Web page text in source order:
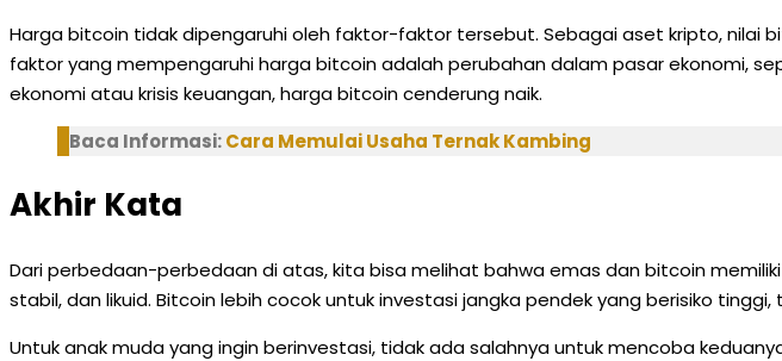
Harga bitcoin tidak dipengaruhi oleh faktor-faktor tersebut. Sebagai aset kripto, nilai
faktor yang mempengaruhi harga bitcoin adalah perubahan dalam pasar ekonomi,
ekonomi atau krisis keuangan, harga bitcoin cenderung naik.
Baca Informasi:Cara Memulai Usaha Ternak Kambing
Akhir Kata
Dari perbedaan-perbedaan di atas, kita bisa melihat bahwa emas dan bitcoin
stabil, dan likuid. Bitcoin lebih cocok untuk investasi jangka pendek yang berisiko
Untuk anak muda yang ingin berinvestasi, tidak ada salahnya untuk mencoba